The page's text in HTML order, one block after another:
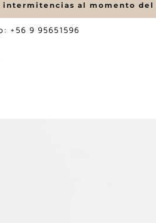
intermitencias al momento
+56 9 95651596